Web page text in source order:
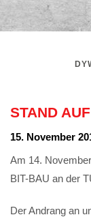
STAND
15. November
Am 14.
BIT-BAU an der
Der Andrang an